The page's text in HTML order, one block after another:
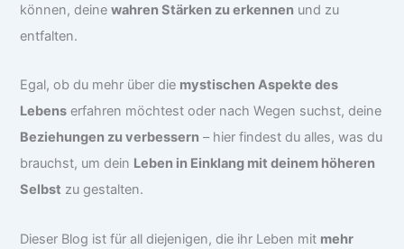
können, deinewahren Stärken zu erkennen und zu
entfalten.
Egal, ob du mehr über die mystischen Aspekte des
Lebens erfahren möchtest oder nach Wegen suchst, deine
Beziehungen zu verbessern – hier findest du alles, was du
brauchst, um dein Leben in Einklang mit deinem höheren
Selbst zu gestalten.
Dieser Blog ist für all diejenigen, die ihr Leben mit mehr